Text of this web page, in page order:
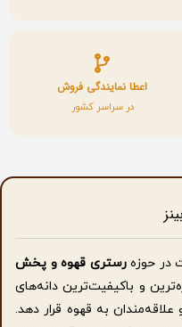
اعطا نمایندگی فروش
در سراسر کشور
در حوزهرستری قهوه و پخش
و باکیفیت‌ترین دانه‌های
علاقه‌مندان به قهوه قرار دهد.